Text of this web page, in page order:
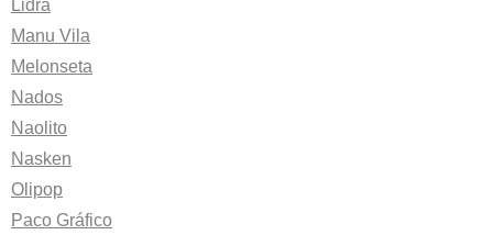
Lidra
Manu Vila
Melonseta
Nados
Naolito
Nasken
Olipop
Paco Gráfico